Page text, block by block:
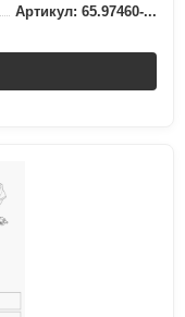
Артикул: 65.97460-...